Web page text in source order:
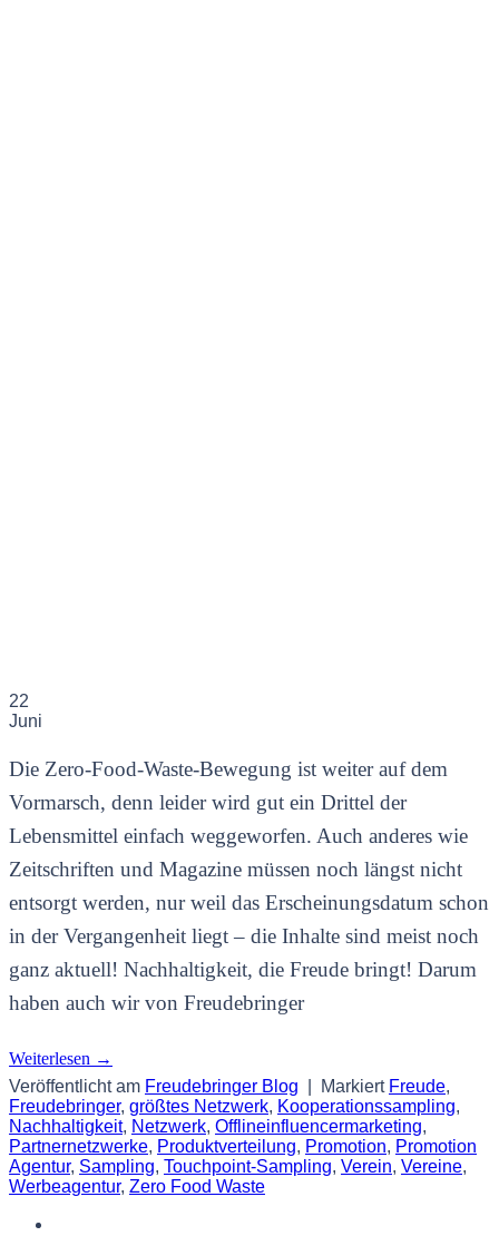
22
Juni
Die Zero-Food-Waste-Bewegung ist weiter auf dem
Vormarsch, denn leider wird gut ein Drittel der
Lebensmittel einfach weggeworfen. Auch anderes wie
Zeitschriften und Magazine müssen noch längst nicht
entsorgt werden, nur weil das Erscheinungsdatum schon
in der Vergangenheit liegt – die Inhalte sind meist noch
ganz aktuell! Nachhaltigkeit, die Freude bringt! Darum
haben auch wir von Freudebringer
Weiterlesen →
Veröffentlicht am Freudebringer Blog Markiert Freude,
Freudebringer, größtes Netzwerk, Kooperationssampling,
Nachhaltigkeit, Netzwerk, Offlineinfluencermarketing,
Partnernetzwerke, Produktverteilung, Promotion, Promotion
Agentur, Sampling, Touchpoint-Sampling, Verein, Vereine,
Werbeagentur, Zero Food Waste